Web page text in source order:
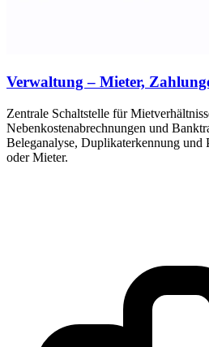
Verwaltung – Mieter,
Zentrale Schaltstelle für
Nebenkostenabrechnungen und
Beleganalyse, Duplikaterkennung
oder Mieter.